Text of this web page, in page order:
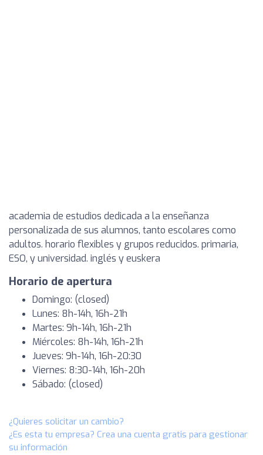
academia de estudios dedicada a la enseñanza
personalizada de sus alumnos, tanto escolares como
adultos. horario flexibles y grupos reducidos. primaria,
ESO, y universidad. inglés y euskera
Horario de apertura
Domingo: (closed)
Lunes: 8h-14h, 16h-21h
Martes: 9h-14h, 16h-21h
Miércoles: 8h-14h, 16h-21h
Jueves: 9h-14h, 16h-20:30
Viernes: 8:30-14h, 16h-20h
Sábado: (closed)
¿Quieres solicitar un cambio?
¿Es esta tu empresa? Crea una cuenta gratis para gestionar
su información